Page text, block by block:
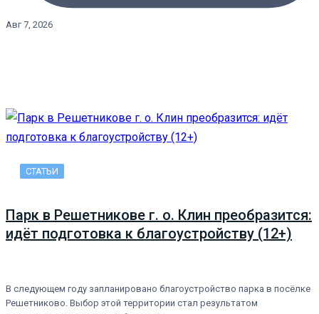
Авг 7, 2026
СТАТЬИ
Парк в Решетникове г. о. Клин преобразится:
идёт подготовка к благоустройству (12+)
В следующем году запланировано благоустройство парка в посёлке
Решетниково. Выбор этой территории стал результатом